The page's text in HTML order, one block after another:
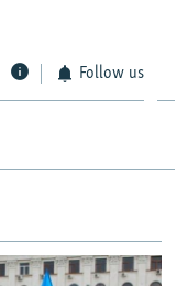
Follow us